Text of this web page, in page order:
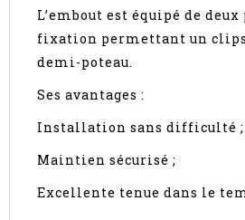
L’embout est équipé de deux
fixation permettant un
demi-poteau.
Ses avantages :
Installation sans difficulté ;
Maintien sécurisé ;
Excellente tenue dans le